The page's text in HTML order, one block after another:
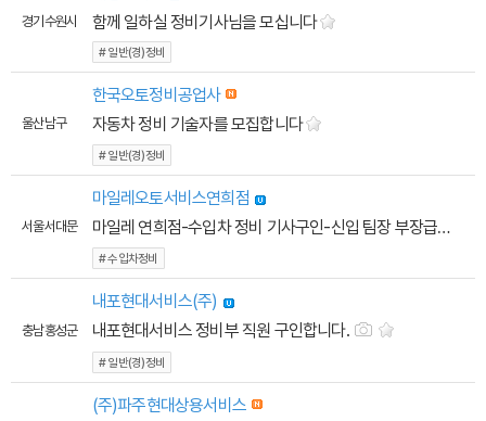
경기 수원시
함께 일하실 정비기사님을 모십니다
# 일반(경)정비
울산 남구
한국오토정비공업사
자동차 정비 기술자를 모집합니다
# 일반(경)정비
서울 서대문
마일레오토서비스연희점
마일레 연희점-수입차 정비 기사구인-신입 팀장 부장급
# 수입차정비
충남 홍성군
내포현대서비스(주)
내포현대서비스 정비부 직원 구인합니다.
# 일반(경)정비
(주)파주현대상용서비스